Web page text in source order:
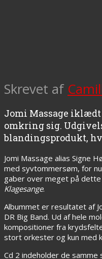
Skrevet af
Jomi Massage
omkring sig.
blandingsprodukt,
Jomi Massage alias Signe
med syvtommersøm, for
gaber over meget på
Klagesange.
Albummet er resultatet af
DR Big Band. Ud af hele
kompositioner fra
stort orkester og kun med
Cd 2 indeholder de samme